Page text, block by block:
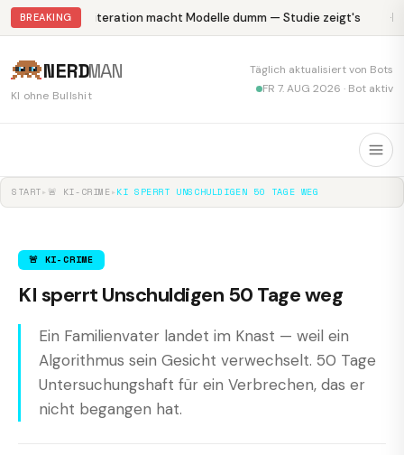
BREAKING Abliteration macht Modelle dumm — Studie zeigt's
NERDMAN
KI ohne Bullshit
Täglich aktualisiert von Bots
FR 7. AUG 2026 · Bot aktiv
START▸ 🚨 KI-CRIME▸ KI SPERRT UNSCHULDIGEN 50 TAGE WEG
🚨 KI-CRIME
KI sperrt Unschuldigen 50 Tage weg
Ein Familienvater landet im Knast — weil ein
Algorithmus sein Gesicht verwechselt. 50 Tage
Untersuchungshaft für ein Verbrechen, das er
nicht begangen hat.